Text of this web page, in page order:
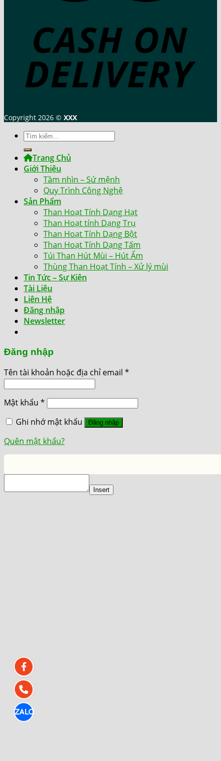
Copyright 2026 © XXX
Tìm
kiếm:
Trang Chủ
Giới Thiệu
Tầm nhìn – Sứ mệnh
Quy Trình Công Nghệ
Sản Phẩm
Than Hoạt Tính Dạng Hạt
Than Hoạt tính Dạng Trụ
Than Hoạt Tính Dạng Bột
Than Hoạt Tính Dạng Tấm
Túi Than Hút Mùi – Hút Ẩm
Thùng Than Hoạt Tính – Xử lý mùi
Tin Tức – Sự Kiện
Tài Liệu
Liên Hệ
Đăng nhập
Newsletter
Đăng nhập
Tên tài khoản hoặc địa chỉ email *
Mật khẩu *
Ghi nhớ mật khẩu
Đăng nhập
Quên mật khẩu?
Insert